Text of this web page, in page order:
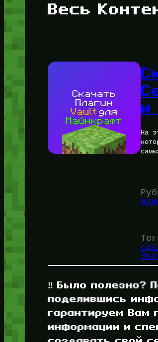
Весь
и
На
‼️ Было полезно?
поделившись
гарантируем Вам
информации и